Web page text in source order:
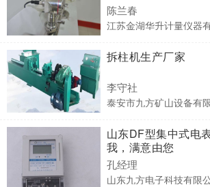
陈兰春
江苏金湖华升计量仪器
拆柱机生产厂家
李守社
泰安市九方矿山设备有
山东DF型集中式电
我，满意由您
孔经理
山东九方电子科技有限